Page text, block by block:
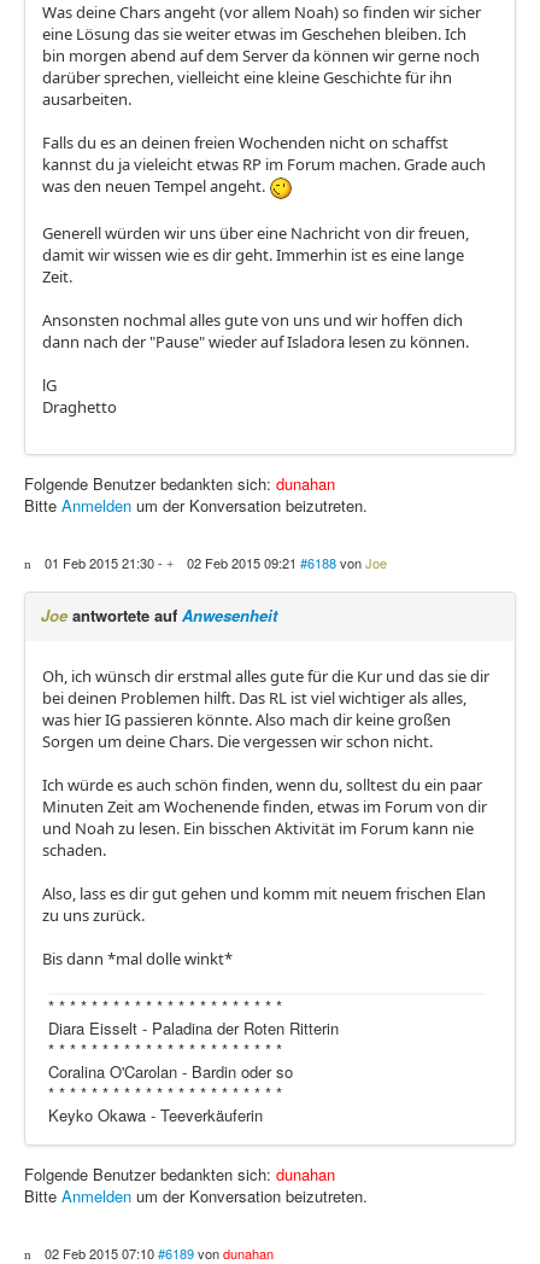
Was deine Chars angeht (vor allem Noah) so finden wir sicher
eine Lösung das sie weiter etwas im Geschehen bleiben. Ich
bin morgen abend auf dem Server da können wir gerne noch
darüber sprechen, vielleicht eine kleine Geschichte für ihn
ausarbeiten.
Falls du es an deinen freien Wochenden nicht on schaffst
kannst du ja vieleicht etwas RP im Forum machen. Grade auch
was den neuen Tempel angeht.
Generell würden wir uns über eine Nachricht von dir freuen,
damit wir wissen wie es dir geht. Immerhin ist es eine lange
Zeit.
Ansonsten nochmal alles gute von uns und wir hoffen dich
dann nach der "Pause" wieder auf Isladora lesen zu können.
lG
Draghetto
Folgende Benutzer bedankten sich: dunahan
Bitte Anmelden um der Konversation beizutreten.
01 Feb 2015 21:30- 02 Feb 2015 09:21 #6188vonJoe
Joe antwortete auf Anwesenheit
Oh, ich wünsch dir erstmal alles gute für die Kur und das sie dir
bei deinen Problemen hilft. Das RL ist viel wichtiger als alles,
was hier IG passieren könnte. Also mach dir keine großen
Sorgen um deine Chars. Die vergessen wir schon nicht.
Ich würde es auch schön finden, wenn du, solltest du ein paar
Minuten Zeit am Wochenende finden, etwas im Forum von dir
und Noah zu lesen. Ein bisschen Aktivität im Forum kann nie
schaden.
Also, lass es dir gut gehen und komm mit neuem frischen Elan
zu uns zurück.
Bis dann *mal dolle winkt*
* * * * * * * * * * * * * * * * * * * * * *
Diara Eisselt - Paladina der Roten Ritterin
* * * * * * * * * * * * * * * * * * * * * *
Coralina O'Carolan - Bardin oder so
* * * * * * * * * * * * * * * * * * * * * *
Keyko Okawa - Teeverkäuferin
Folgende Benutzer bedankten sich: dunahan
Bitte Anmelden um der Konversation beizutreten.
02 Feb 2015 07:10#6189vondunahan